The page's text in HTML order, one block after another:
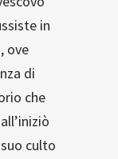
in
ove
di
che
culto